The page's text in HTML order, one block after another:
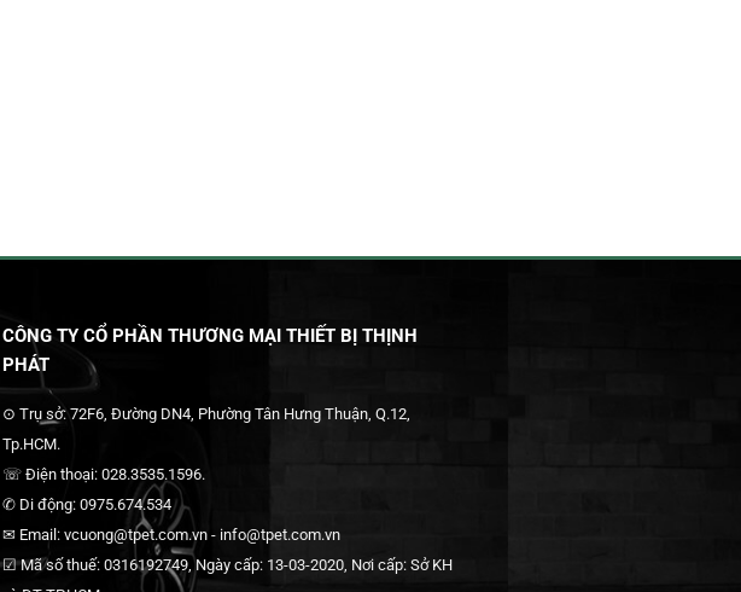
CÔNG TY CỔ PHẦN THƯƠNG MẠI THIẾT BỊ THỊNH
PHÁT
⊙ Trụ sở: 72F6, Đường DN4, Phường Tân Hưng Thuận, Q.12,
Tp.HCM.
☏ Điện thoại: 028.3535.1596.
✆ Di động: 0975.674.534
✉ Email: vcuong@tpet.com.vn - info@tpet.com.vn
☑ Mã số thuế: 0316192749, Ngày cấp: 13-03-2020, Nơi cấp: Sở KH